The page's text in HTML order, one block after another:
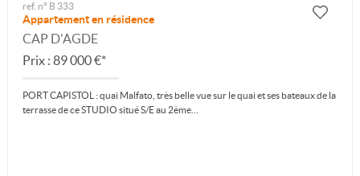
ref. n° B 333
Appartement en résidence
CAP D'AGDE
Prix : 89 000 €*
PORT CAPISTOL : quai Malfato, très belle vue sur le quai et ses bateaux de la
terrasse de ce STUDIO situé S/E au 2ème...